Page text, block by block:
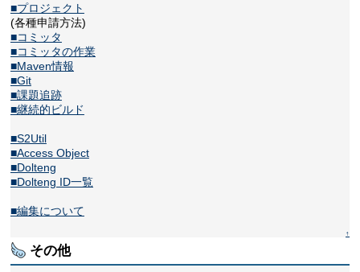
■プロジェクト
(各種申請方法)
■コミッタ
■コミッタの作業
■Maven情報
■Git
■課題追跡
■継続的ビルド
■S2Util
■Access Object
■Dolteng
■Dolteng ID一覧
■編集について
↑
その他